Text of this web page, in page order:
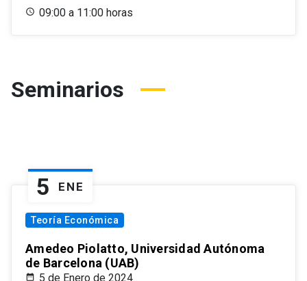
09:00 a 11:00 horas
Seminarios
5 ENE
Teoría Económica
Amedeo Piolatto, Universidad Autónoma
de Barcelona (UAB)
5 de Enero de 2024